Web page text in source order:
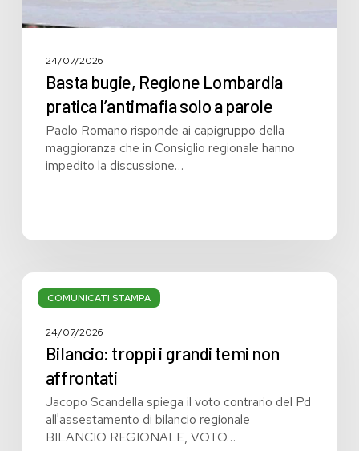
24/07/2026
Basta bugie, Regione Lombardia
pratica l’antimafia solo a parole
Paolo Romano risponde ai capigruppo della
maggioranza che in Consiglio regionale hanno
impedito la discussione…
COMUNICATI STAMPA
Bilancio:
troppi
grandi
affrontati
24/07/2026
Bilancio: troppi i grandi temi non
affrontati
Jacopo Scandella spiega il voto contrario del Pd
all'assestamento di bilancio regionale
BILANCIO REGIONALE, VOTO…